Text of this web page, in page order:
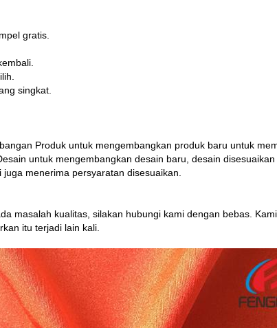
gratis.
singkat.
Produk untuk mengembangkan produk baru untuk
untuk mengembangkan desain baru, desain disesuaikan
menerima persyaratan disesuaikan.
masalah kualitas, silakan hubungi kami dengan bebas.
itu terjadi lain kali.